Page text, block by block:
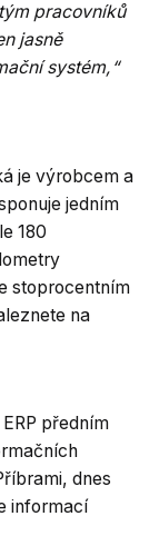
pracovníků
jasně
systém,“
je výrobcem a
jedním
180
stoprocentním
na
předním
dnes
informací